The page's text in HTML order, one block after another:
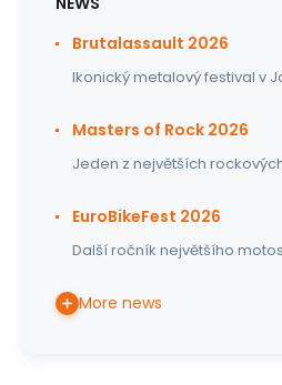
Brutalassault 2026
Ikonický metalový festival v
Masters of Rock 2026
Jeden z největších
EuroBikeFest 2026
Další ročník největšího
More news